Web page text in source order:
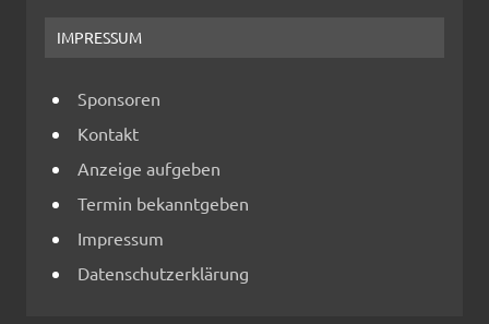
IMPRESSUM
Sponsoren
Kontakt
Anzeige aufgeben
Termin bekanntgeben
Impressum
Datenschutzerklärung